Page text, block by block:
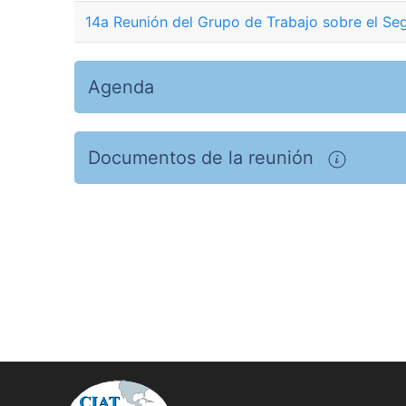
14a Reunión del Grupo de Trabajo sobre el
Agenda
Documentos de la reunión